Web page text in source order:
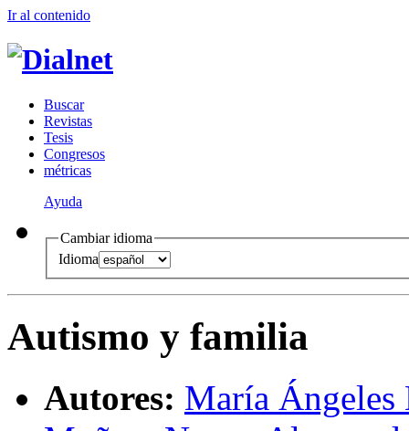
Ir al contenido
Buscar
Revistas
Tesis
Congresos
métricas
Ayuda
Cambiar idioma
Idioma
Autismo y familia
Autores: María